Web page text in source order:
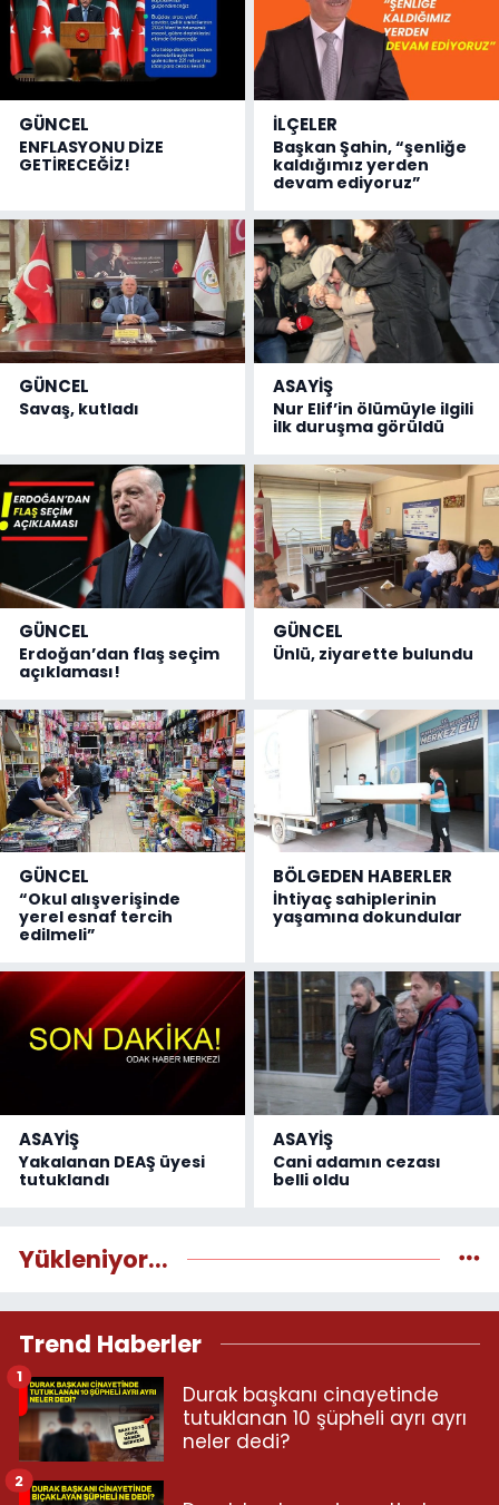
GÜNCEL
ENFLASYONU DİZE
GETİRECEĞİZ!
İLÇELER
Başkan Şahin, “şenliğe
kaldığımız yerden
devam ediyoruz”
GÜNCEL
Savaş, kutladı
ASAYİŞ
Nur Elif’in ölümüyle ilgili
ilk duruşma görüldü
GÜNCEL
Erdoğan’dan flaş seçim
açıklaması!
GÜNCEL
Ünlü, ziyarette bulundu
GÜNCEL
“Okul alışverişinde
yerel esnaf tercih
edilmeli”
BÖLGEDEN HABERLER
İhtiyaç sahiplerinin
yaşamına dokundular
ASAYİŞ
Yakalanan DEAŞ üyesi
tutuklandı
ASAYİŞ
Cani adamın cezası
belli oldu
Yükleniyor...
Trend Haberler
Durak başkanı cinayetinde
tutuklanan 10 şüpheli ayrı ayrı
neler dedi?
1
2